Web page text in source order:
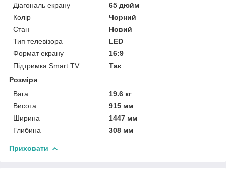
Діагональ екрану
65 дюйм
Колір
Чорний
Стан
Новий
Тип телевізора
LED
Формат екрану
16:9
Підтримка Smart TV
Так
Розміри
Вага
19.6 кг
Висота
915 мм
Ширина
1447 мм
Глибина
308 мм
Приховати